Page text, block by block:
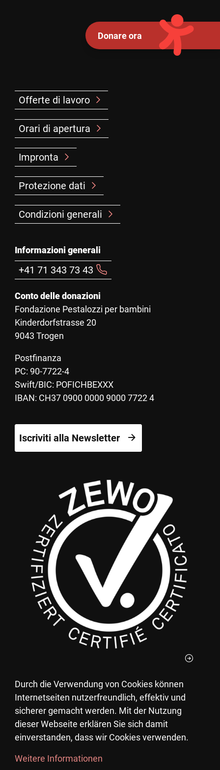
Donare ora
Offerte di lavoro
Orari di apertura
Impronta
Protezione dati
Condizioni generali
Informazioni generali
+41 71 343 73 43
Conto delle donazioni
Fondazione Pestalozzi per bambini
Kinderdorfstrasse 20
9043 Trogen
Postfinanza
PC: 90-7722-4
Swift/BIC: POFICHBEXXX
IBAN: CH37 0900 0000 9000 7722 4
Iscriviti alla Newsletter
Le vostre donazioni al Villaggio Pestalozzi per
Bambini potete detrarle dalle tasse.
UID: CHE-105.770.471
© Copyright 2023 Fondazione Pestalozzi per
Durch die Verwendung von Cookies können
Internetseiten nutzerfreundlich, effektiv und
sicherer gemacht werden. Mit der Nutzung
dieser Webseite erklären Sie sich damit
einverstanden, dass wir Cookies verwenden.
Weitere Informationen